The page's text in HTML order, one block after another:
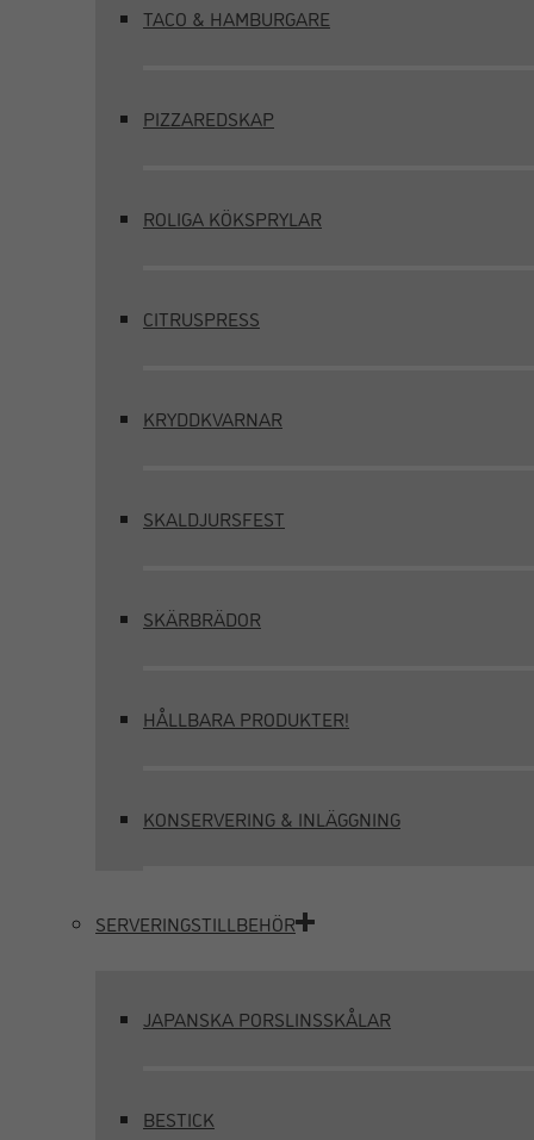
TACO & HAMBURGARE
PIZZAREDSKAP
ROLIGA KÖKSPRYLAR
CITRUSPRESS
KRYDDKVARNAR
SKALDJURSFEST
SKÄRBRÄDOR
HÅLLBARA PRODUKTER!
KONSERVERING & INLÄGGNING
SERVERINGSTILLBEHÖR
JAPANSKA PORSLINSSKÅLAR
BESTICK